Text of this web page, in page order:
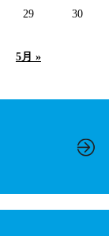
5月 »
29
30